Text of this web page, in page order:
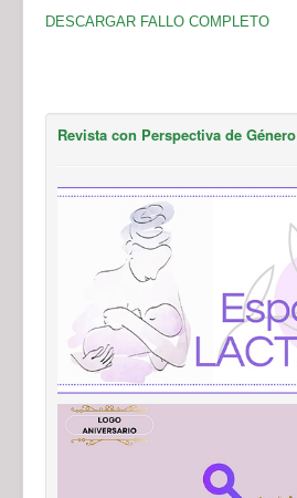
DESCARGAR FALLO COMPLETO
Revista con Perspectiva de Género